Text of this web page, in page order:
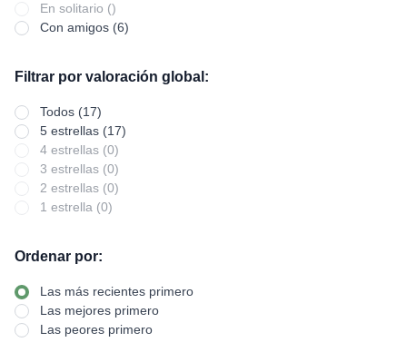
En solitario ()
Con amigos (6)
Filtrar por valoración global:
Todos (17)
5 estrellas (17)
4 estrellas (0)
3 estrellas (0)
2 estrellas (0)
1 estrella (0)
Ordenar por:
Las más recientes primero
Las mejores primero
Las peores primero